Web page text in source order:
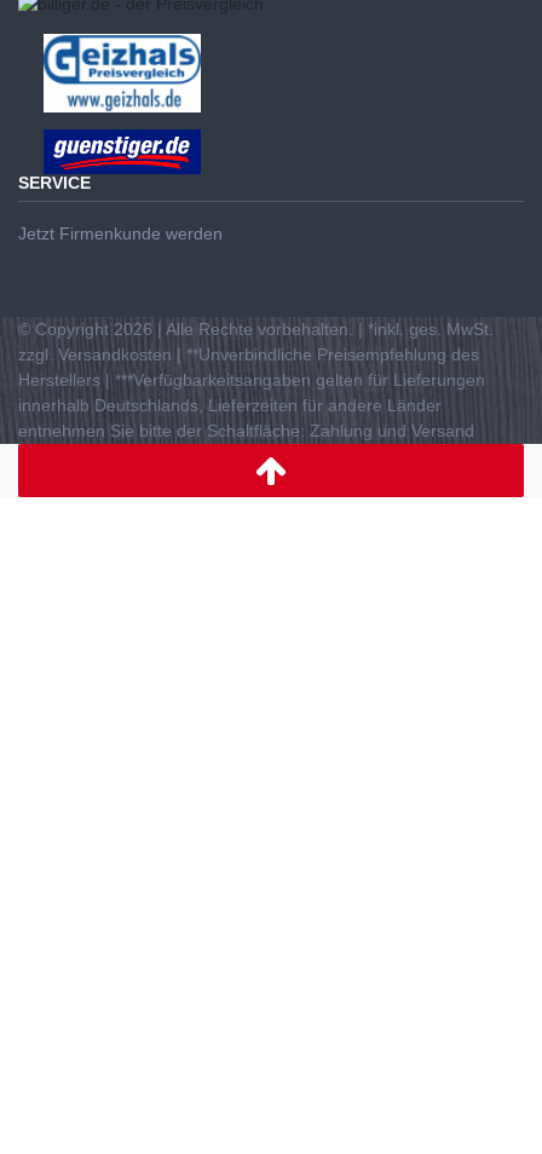
SERVICE
Jetzt Firmenkunde werden
© Copyright 2026 | Alle Rechte vorbehalten. | *inkl. ges. MwSt.
zzgl. Versandkosten | **Unverbindliche Preisempfehlung des
Herstellers | ***Verfügbarkeitsangaben gelten für Lieferungen
innerhalb Deutschlands, Lieferzeiten für andere Länder
entnehmen Sie bitte der Schaltfläche: Zahlung und Versand